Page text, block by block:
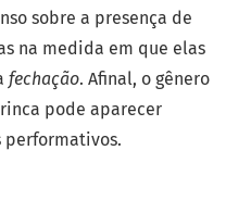
sobre a presença de
na medida em que elas
fechação. Afinal, o gênero
pode aparecer
performativos.